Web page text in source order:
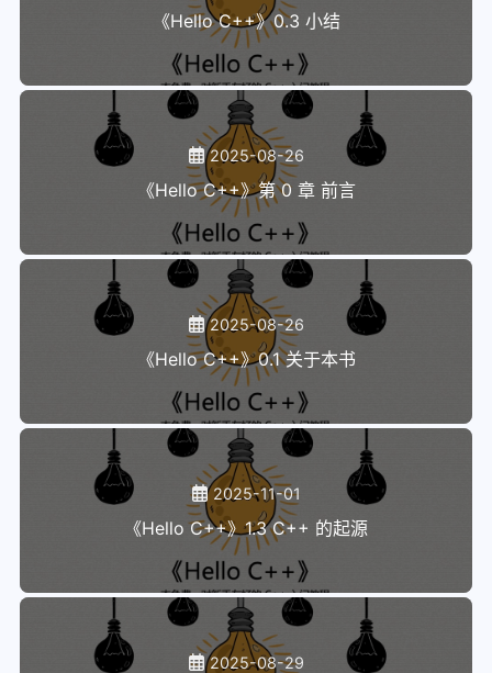
《Hello C++》0.3 小结
2025-08-26
《Hello C++》第 0 章 前言
2025-08-26
《Hello C++》0.1 关于本书
2025-11-01
《Hello C++》1.3 C++ 的起源
2025-08-29